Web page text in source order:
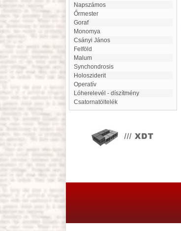
Napszámos
Őrmester
Goraf
Monomya
Csányi János
Felföld
malum
Synchondrosis
Holosziderit
Operatív
Lóherelevél - díszítmény
Csatornatöltelék